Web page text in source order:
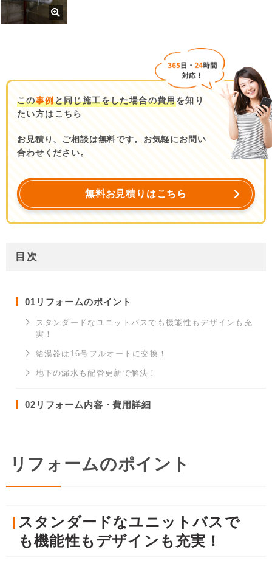
この事例と同じ施工をした場合の費用を知り
たい方はこちら
お見積り、ご相談は無料です。お気軽にお問い
合わせください。
無料お見積りはこちら
目次
01 リフォームのポイント
スタンダードなユニットバスでも機能性もデザインも充
実！
給湯器は16号フルオートに交換！
地下の漏水も配管更新で解決！
02 リフォーム内容・費用詳細
リフォームのポイント
スタンダードなユニットバスで
も機能性もデザインも充実！